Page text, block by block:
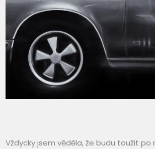
Vždycky jsem věděla, že budu toužit po